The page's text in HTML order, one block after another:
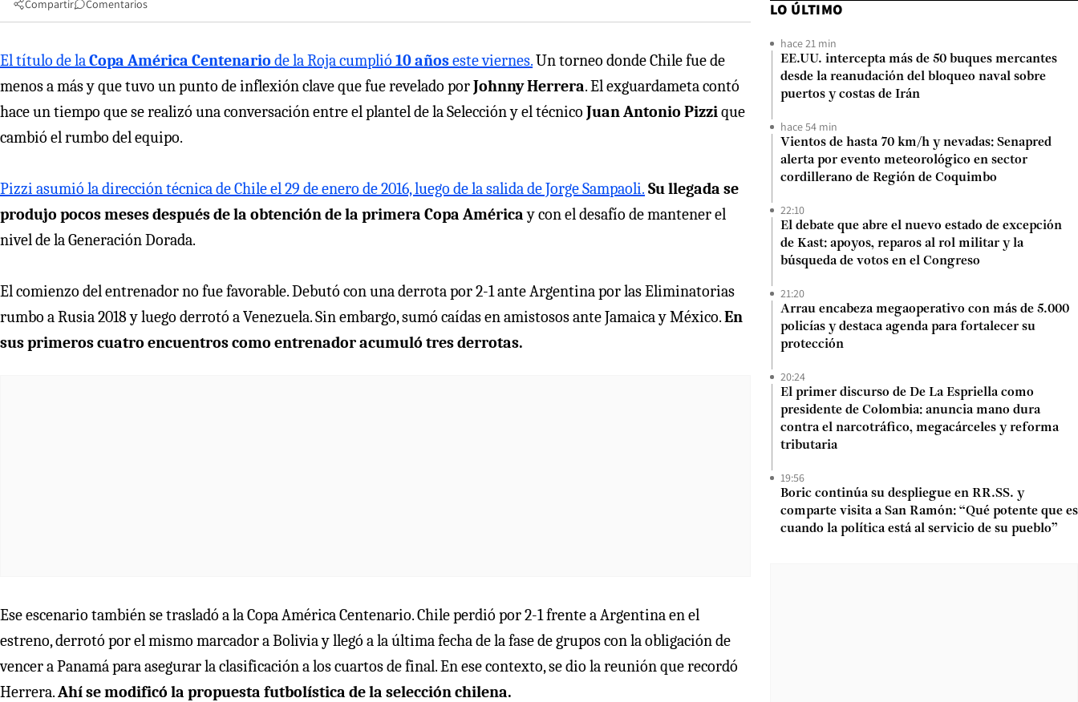
Compartir Comentarios
El título de laCopa América Centenario de la Roja cumplió 10 añoseste viernes.Un torneo donde Chile fue de
menos a más y que tuvo un punto de inflexión clave que fue revelado porJohnny Herrera. El exguardameta contó
hace un tiempo que se realizó una conversación entre el plantel de la Selección y el técnico Juan Antonio Pizzique
cambió el rumbo del equipo.
Pizzi asumió la dirección técnica de Chile el 29 de enero de 2016, luego de la salida de Jorge Sampaoli. Su llegada se
produjo pocos meses después de la obtención de la primera Copa Américay con el desafío de mantener el
nivel de la Generación Dorada.
El comienzo del entrenador no fue favorable. Debutó con una derrota por 2-1 ante Argentina por las Eliminatorias
rumbo a Rusia 2018 y luego derrotó a Venezuela. Sin embargo, sumó caídas en amistosos ante Jamaica y México.En
sus primeros cuatro encuentros como entrenador acumuló tres derrotas.
Ese escenario también se trasladó a la Copa América Centenario. Chile perdió por 2-1 frente a Argentina en el
estreno, derrotó por el mismo marcador a Bolivia y llegó a la última fecha de la fase de grupos con la obligación de
vencer a Panamá para asegurar la clasificación a los cuartos de final. En ese contexto, se dio la reunión que recordó
Herrera.Ahí se modificó la propuesta futbolística de la selección chilena.
LO ÚLTIMO
hace 21 min
EE.UU. intercepta más de 50 buques mercantes
desde la reanudación del bloqueo naval sobre
puertos y costas de Irán
hace 54 min
Vientos de hasta 70 km/h y nevadas: Senapred
alerta por evento meteorológico en sector
cordillerano de Región de Coquimbo
22:10
El debate que abre el nuevo estado de excepción
de Kast: apoyos, reparos al rol militar y la
búsqueda de votos en el Congreso
21:20
Arrau encabeza megaoperativo con más de 5.000
policías y destaca agenda para fortalecer su
protección
20:24
El primer discurso de De La Espriella como
presidente de Colombia: anuncia mano dura
contra el narcotráfico, megacárceles y reforma
tributaria
19:56
Boric continúa su despliegue en RR.SS. y
comparte visita a San Ramón: “Qué potente que es
cuando la política está al servicio de su pueblo”